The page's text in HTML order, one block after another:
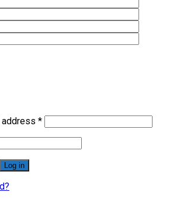
address *
Log in